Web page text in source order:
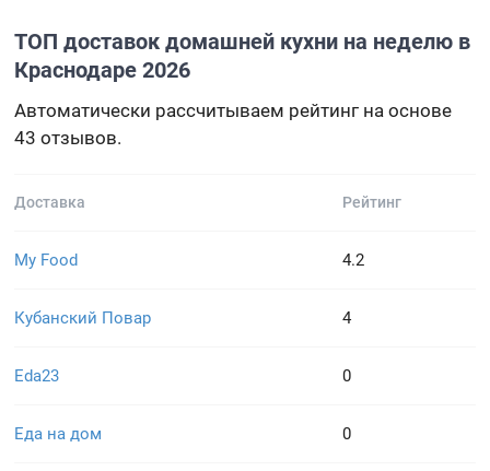
ТОП доставок домашней кухни на неделю в
Краснодаре 2026
Автоматически рассчитываем рейтинг на основе
43 отзывов.
Доставка Рейтинг
My Food 4.2
Кубанский Повар 4
Eda23 0
Еда на дом 0